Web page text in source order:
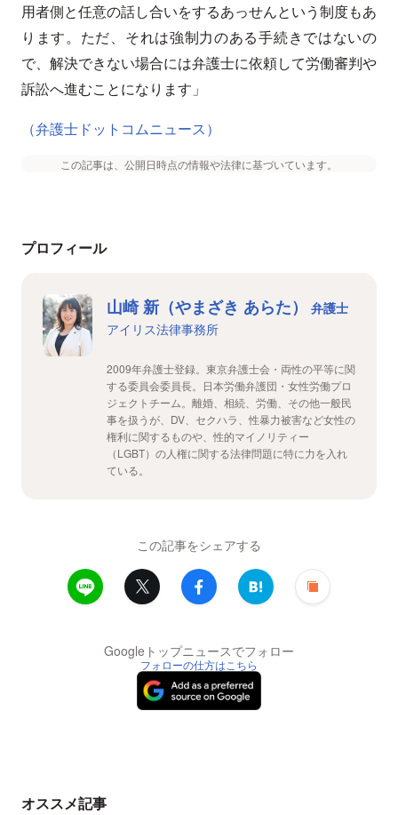
用者側と任意の話し合いをするあっせんという制度もあ
ります。ただ、それは強制力のある手続きではないの
で、解決できない場合には弁護士に依頼して労働審判や
訴訟へ進むことになります」
（弁護士ドットコムニュース）
この記事は、公開日時点の情報や法律に基づいています。
プロフィール
山崎 新（やまざき あらた）
弁護士
アイリス法律事務所
2009年弁護士登録。東京弁護士会・両性の平等に関
する委員会委員長。日本労働弁護団・女性労働プロ
ジェクトチーム。離婚、相続、労働、その他一般民
事を扱うが、DV、セクハラ、性暴力被害など女性の
権利に関するものや、性的マイノリティー
（LGBT）の人権に関する法律問題に特に力を入れ
ている。
この記事をシェアする
Googleトップニュースでフォロー
フォローの仕方はこちら
オススメ記事